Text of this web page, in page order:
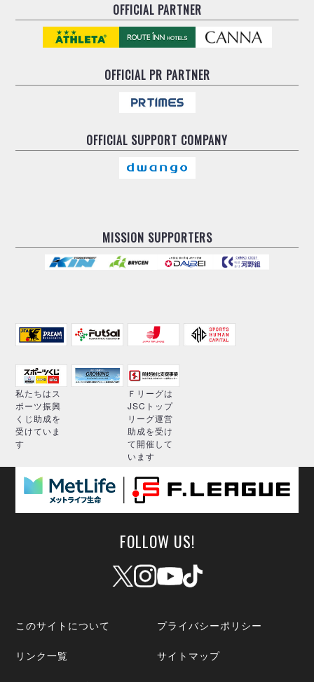
OFFICIAL PARTNER
OFFICIALPR PARTNER
OFFICIAL SUPPORT COMPANY
MISSION SUPPORTERS
私たちはス
ポーツ振興
くじ助成を
受けていま
す
Ｆリーグは
JSCトップ
リーグ運営
助成を受け
て開催して
います
FOLLOW US!
このサイトについて プライバシーポリシー
リンク一覧 サイトマップ